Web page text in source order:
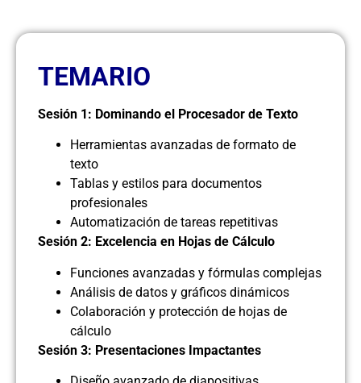
TEMARIO
Sesión 1: Dominando el Procesador de Texto
Herramientas avanzadas de formato de
texto
Tablas y estilos para documentos
profesionales
Automatización de tareas repetitivas
Sesión 2: Excelencia en Hojas de Cálculo
Funciones avanzadas y fórmulas complejas
Análisis de datos y gráficos dinámicos
Colaboración y protección de hojas de
cálculo
Sesión 3: Presentaciones Impactantes